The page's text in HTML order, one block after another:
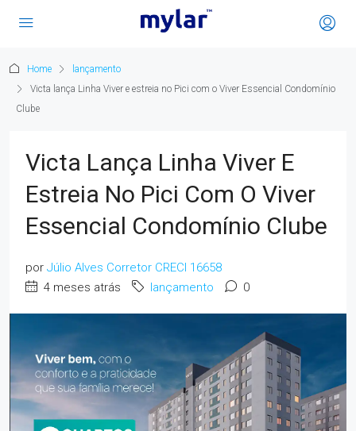
Home
lançamento
Victa lança Linha Viver e estreia no Pici com o Viver Essencial Condomínio
Clube
Victa Lança Linha Viver E
Estreia No Pici Com O Viver
Essencial Condomínio Clube
por Júlio Alves Corretor CRECI 16658
4 meses atrás
lançamento 0